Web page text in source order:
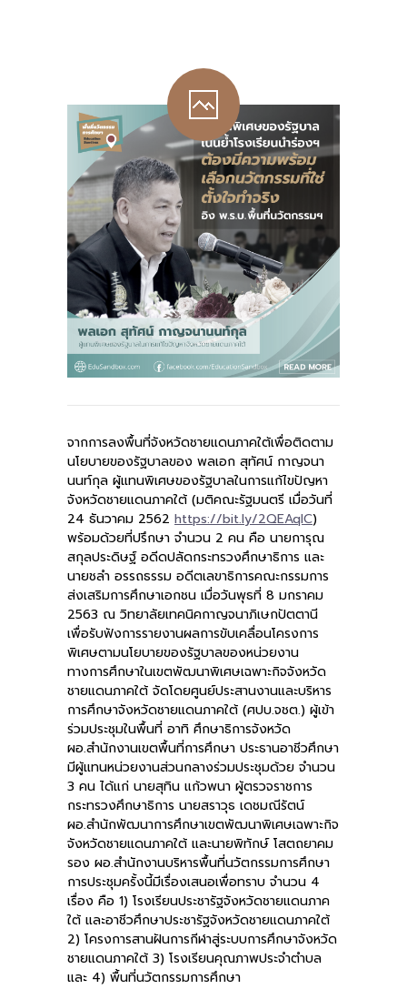
---- ปีการศึกษา 2564
---- ปีการศึกษา 2565
---- ปีการศึกษา 2567
-- รายงานผล กขศ.สพท.
-- เอกสารเผยแพร่
เกี่ยวกับเรา
-- รู้จัก พื้นที่นวัตกรรมการศึกษา
-- คณะกรรมการนโยบายพื้นที่นวัตกรรมการศึกษา
-- ทีมงาน สบน.
ติดต่อเรา
จากการลงพื้นที่จังหวัดชายแดนภาคใต้เพื่อติดตาม
นโยบายของรัฐบาลของ พลเอก สุทัศน์ กาญจนา
นนท์กุล ผู้แทนพิเศษของรัฐบาลในการแก้ไขปัญหา
จังหวัดชายแดนภาคใต้ (มติคณะรัฐมนตรี เมื่อวันที่
24 ธันวาคม 2562 https://bit.ly/2QEAqlC)
พร้อมด้วยที่ปรึกษา จำนวน 2 คน คือ นายการุณ
สกุลประดิษฐ์ อดีดปลัดกระทรวงศึกษาธิการ และ
นายชลำ อรรถธรรม อดีตเลขาธิการคณะกรรมการ
ส่งเสริมการศึกษาเอกชน เมื่อวันพุธที่ 8 มกราคม
2563 ณ วิทยาลัยเทคนิคกาญจนาภิเษกปัตตานี
เพื่อรับฟังการรายงานผลการขับเคลื่อนโครงการ
พิเศษตามนโยบายของรัฐบาลของหน่วยงาน
ทางการศึกษาในเขตพัฒนาพิเศษเฉพาะกิจจังหวัด
ชายแดนภาคใต้ จัดโดยศูนย์ประสานงานและบริหาร
การศึกษาจังหวัดชายแดนภาคใต้ (ศปบ.จชต.) ผู้เข้า
ร่วมประชุมในพื้นที่ อาทิ ศึกษาธิการจังหวัด
ผอ.สำนักงานเขตพื้นที่การศึกษา ประธานอาชีวศึกษา
มีผู้แทนหน่วยงานส่วนกลางร่วมประชุมด้วย จำนวน
3 คน ได้แก่ นายสุทิน แก้วพนา ผู้ตรวจราชการ
กระทรวงศึกษาธิการ นายสราวุธ เดชมณีรัตน์
ผอ.สำนักพัฒนาการศึกษาเขตพัฒนาพิเศษเฉพาะกิจ
จังหวัดชายแดนภาคใต้ และนายพิทักษ์ โสตถยาคม
รอง ผอ.สำนักงานบริหารพื้นที่นวัตกรรมการศึกษา
การประชุมครั้งนี้มีเรื่องเสนอเพื่อทราบ จำนวน 4
เรื่อง คือ 1) โรงเรียนประชารัฐจังหวัดชายแดนภาค
ใต้ และอาชีวศึกษาประชารัฐจังหวัดชายแดนภาคใต้
2) โครงการสานฝันการกีฬาสู่ระบบการศึกษาจังหวัด
ชายแดนภาคใต้ 3) โรงเรียนคุณภาพประจำตำบล
และ 4) พื้นที่นวัตกรรมการศึกษา